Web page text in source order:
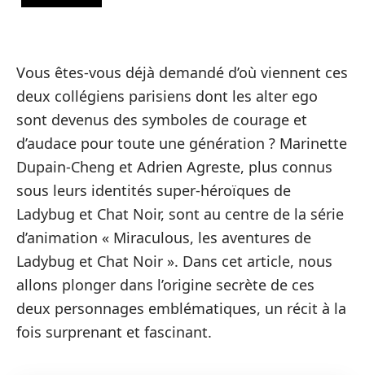
Vous êtes-vous déjà demandé d’où viennent ces
deux collégiens parisiens dont les alter ego
sont devenus des symboles de courage et
d’audace pour toute une génération ? Marinette
Dupain-Cheng et Adrien Agreste, plus connus
sous leurs identités super-héroïques de
Ladybug et Chat Noir, sont au centre de la série
d’animation « Miraculous, les aventures de
Ladybug et Chat Noir ». Dans cet article, nous
allons plonger dans l’origine secrète de ces
deux personnages emblématiques, un récit à la
fois surprenant et fascinant.